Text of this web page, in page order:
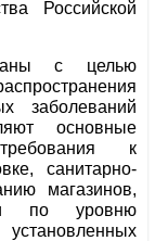
Российской
с целью
заболеваний
основные
требования к
санитарно-
магазинов,
по уровню